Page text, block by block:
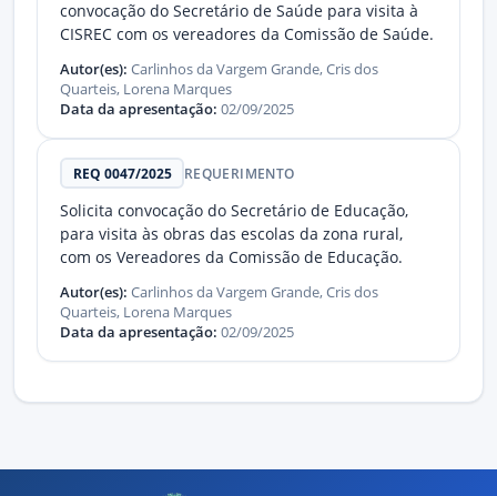
convocação do Secretário de Saúde para visita à
CISREC com os vereadores da Comissão de Saúde.
Autor(es): Carlinhos da Vargem Grande, Cris dos
Quarteis, Lorena Marques
Data da apresentação: 02/09/2025
REQ 0047/2025 REQUERIMENTO
Solicita convocação do Secretário de Educação,
para visita às obras das escolas da zona rural,
com os Vereadores da Comissão de Educação.
Autor(es): Carlinhos da Vargem Grande, Cris dos
Quarteis, Lorena Marques
Data da apresentação: 02/09/2025